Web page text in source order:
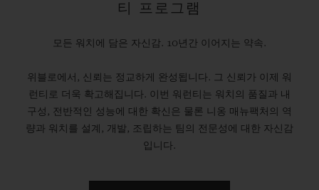
티 프로그램
모든 워치에 담은 자신감. 10년간 이어지는 약속.
위블로에서, 신뢰는 정교하게 완성됩니다. 그 신뢰가 이제 워
런티로 더욱 확고해집니다. 이번 워런티는 워치의 품질과 내
구성, 전반적인 성능에 대한 확신은 물론 니옹 매뉴팩처의 역
량과 워치를 설계, 개발, 조립하는 팀의 전문성에 대한 자신감
입니다.